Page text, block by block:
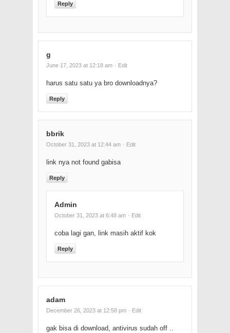
Reply
g
June 17, 2023 at 12:18 am · Edit
harus satu satu ya bro downloadnya?
Reply
bbrik
October 31, 2023 at 12:44 am · Edit
link nya not found gabisa
Reply
Admin
October 31, 2023 at 6:48 am · Edit
coba lagi gan, link masih aktif kok
Reply
adam
December 26, 2023 at 12:58 pm · Edit
gak bisa di download, antivirus sudah off ..